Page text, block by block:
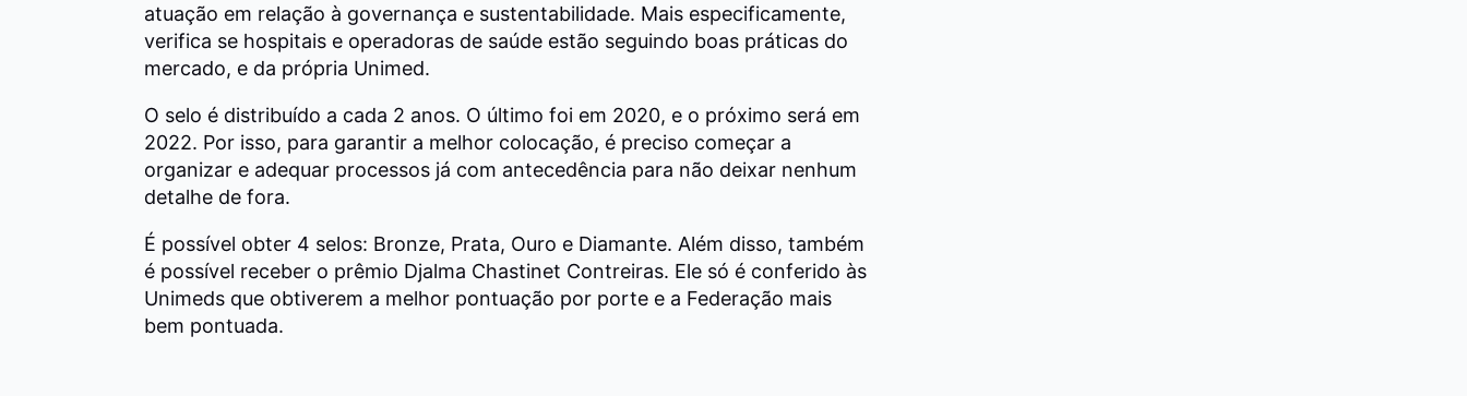
atuação em relação à governança e sustentabilidade. Mais especificamente,
verifica se hospitais e operadoras de saúde estão seguindo boas práticas do
mercado, e da própria Unimed.
O selo é distribuído a cada 2 anos. O último foi em 2020, e o próximo será em
2022. Por isso, para garantir a melhor colocação, é preciso começar a
organizar e adequar processos já com antecedência para não deixar nenhum
detalhe de fora.
É possível obter 4 selos: Bronze, Prata, Ouro e Diamante. Além disso, também
é possível receber o prêmio Djalma Chastinet Contreiras. Ele só é conferido às
Unimeds que obtiverem a melhor pontuação por porte e a Federação mais
bem pontuada.